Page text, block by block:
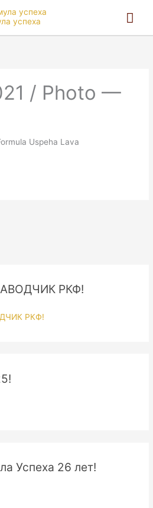
/ Photo —
Uspeha Lava
РКФ!
Успеха 26 лет!